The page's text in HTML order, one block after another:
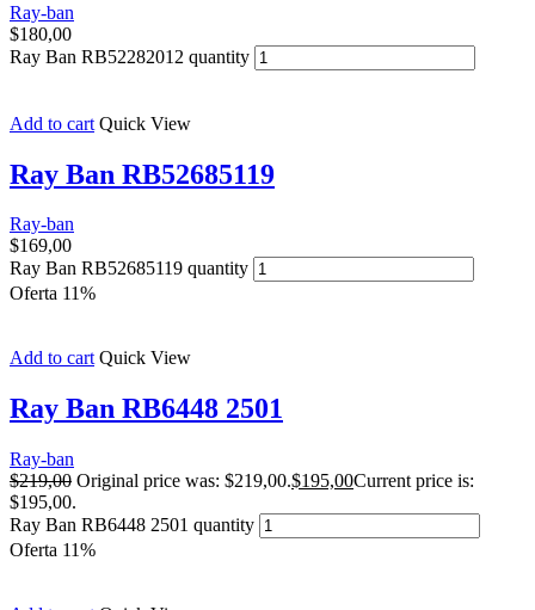
Ray-ban
$180,00
Ray Ban RB52282012 quantity
Add to cart Quick View
Ray Ban RB52685119
Ray-ban
$169,00
Ray Ban RB52685119 quantity
Oferta 11%
Add to cart Quick View
Ray Ban RB6448 2501
Ray-ban
$219,00 Original price was: $219,00.$195,00Current price is:
$195,00.
Ray Ban RB6448 2501 quantity
Oferta 11%